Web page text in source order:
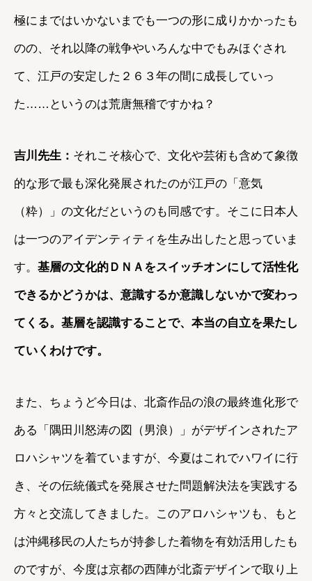
極にまではいかないまでも一つの形に成りかかったも
のの、それ以降の戦争やいろんな中でもみほぐされ
て、江戸の安定した２６３年の間に成長していっ
た……というのは荒唐無稽ですかね？
吉川先生： それこそ核心で、文化や芸術も含めて象徴
的な形で最も深化発展されたのが江戸の「意気
（粋）」の文化だというのも同感です。そこに日本人
は一つのアイデンティティを生み出したと思っていま
す。 基層の文化的ＤＮＡをスイッチオンにして活性化
できるかどうかは、意識するか意識しないかで変わっ
てくる。基層を認識することで、本当の自立を果たし
ていくわけです。
また、ちょうど今日は、北斎作品の浪の最終進化形で
ある「隅田川怒涛の図（男浪）」がデザインされたア
ロハシャツを着ていますが、今夏はこれでハワイに行
き、その伝統儀式を発展させた問題解決法を実践する
方々と交流してきました。このアロハシャツも、もと
は沖縄移民の人たちが持参した着物を有効活用したも
のですが、今度は京都の西陣が北斎デザインで取り上